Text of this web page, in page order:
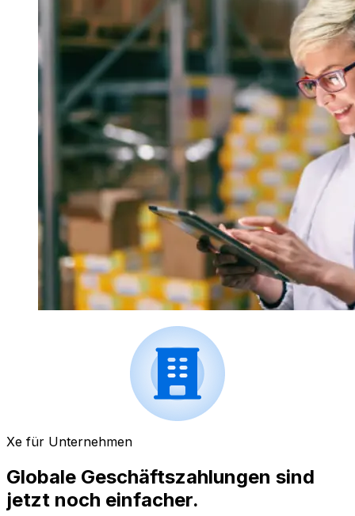
Xe für Unternehmen
Globale Geschäftszahlungen sind
jetzt noch einfacher.